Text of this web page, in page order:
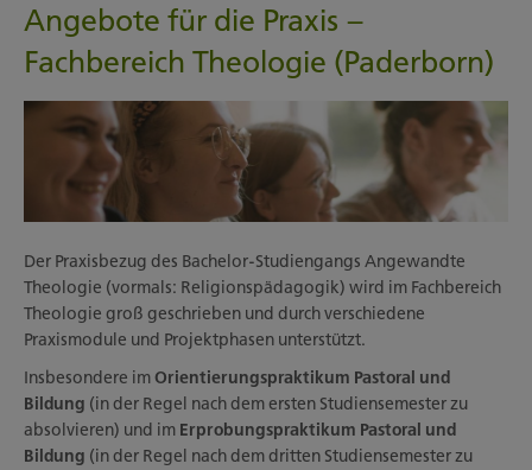
Angebote für die Praxis –
Fachbereich Theologie (Paderborn)
Der Praxisbezug des Bachelor-Studiengangs Angewandte
Theologie (vormals: Religionspädagogik) wird im Fachbereich
Theologie groß geschrieben und durch verschiedene
Praxismodule und Projektphasen unterstützt.
Insbesondere im Orientierungspraktikum Pastoral und
Bildung (in der Regel nach dem ersten Studiensemester zu
absolvieren) und im Erprobungspraktikum Pastoral und
Bildung (in der Regel nach dem dritten Studiensemester zu